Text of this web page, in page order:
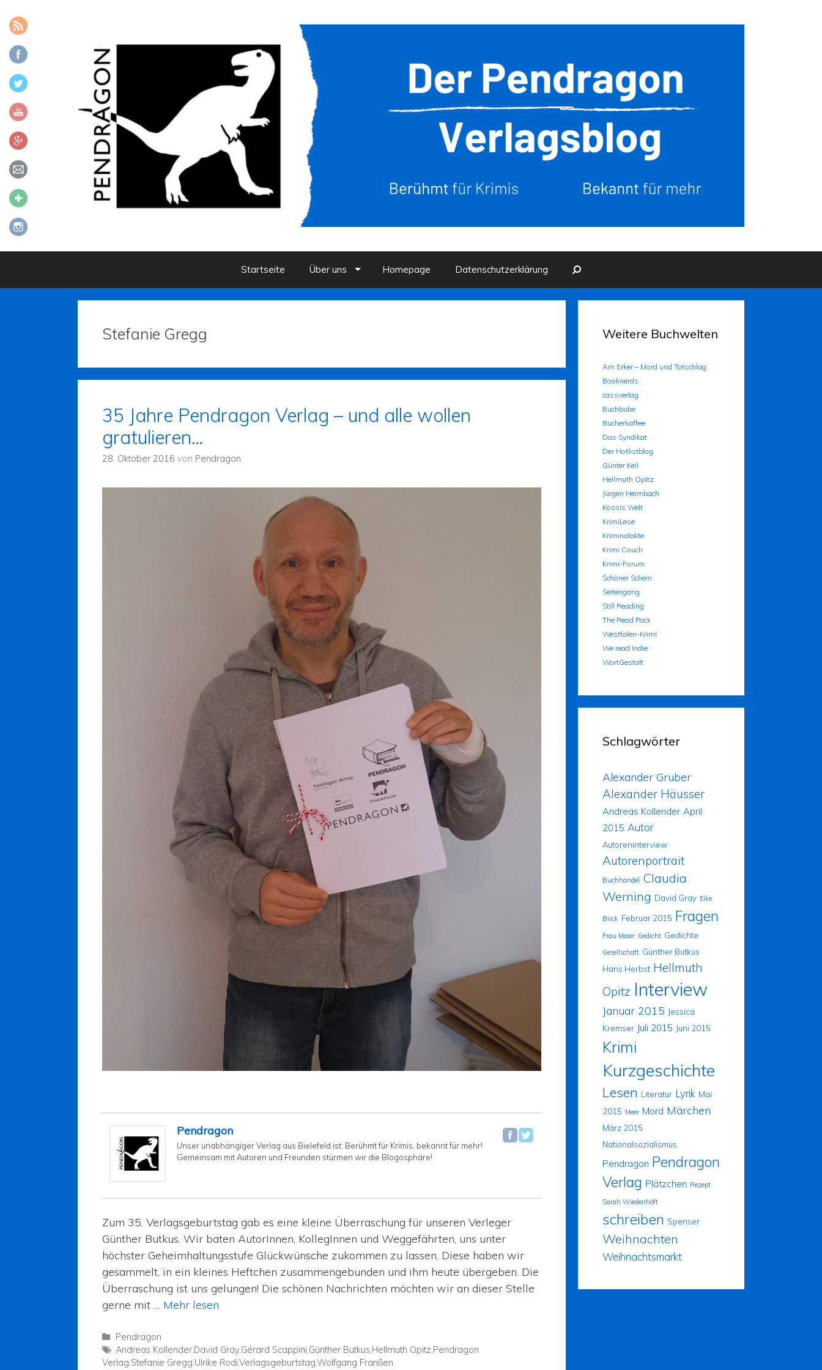
Startseite
Über uns Homepage Datenschutzerklärung
Stefanie Gregg
35 Jahre Pendragon Verlag – und alle wollen
gratulieren…
28. Oktober 2016 von Pendragon
Pendragon
Unser unabhängiger Verlag aus Bielefeld ist: Berühmt für Krimis, bekannt für mehr!
Gemeinsam mit Autoren und Freunden stürmen wir die Blogosphäre!
Zum 35. Verlagsgeburtstag gab es eine kleine Überraschung für unseren Verleger
Günther Butkus. Wir baten AutorInnen, KollegInnen und Weggefährten, uns unter
höchster Geheimhaltungsstufe Glückwünsche zukommen zu lassen. Diese haben wir
gesammelt, in ein kleines Heftchen zusammengebunden und ihm heute übergeben. Die
Überraschung ist uns gelungen! Die schönen Nachrichten möchten wir an dieser Stelle
gerne mit … Mehr lesen
Pendragon
Andreas Kollender,David Gray,Gérard Scappini,Günther Butkus,Hellmuth Opitz,Pendragon
Verlag,Stefanie Gregg,Ulrike Rodi,Verlagsgeburtstag,Wolfgang Franßen
Weitere Buchwelten
Am Erker – Mord und Totschlag
Booknerds
cassverlag
Buchbube
Bücherkaffee
Das Syndikat
Der Hotlistblog
Günter Keil
Hellmuth Opitz
Jürgen Heimbach
Kossis Welt
KrimiLese
Kriminalakte
Krimi Couch
Krimi-Forum
Schöner Schein
Seitengang
Still Reading
The Read Pack
Westfalen-Krimi
We read Indie
WortGestalt
Schlagwörter
Alexander Gruber
Alexander Häusser
Andreas Kollender April
2015 Autor
Autoreninterview
Autorenportrait
Buchhandel Claudia
Werning David Gray Eike
Birck Februar 2015 Fragen
Frau Maier Gedicht Gedichte
Gesellschaft Günther Butkus
Hans Herbst Hellmuth
Opitz Interview
Januar 2015 Jessica
Kremser Juli 2015 Juni 2015
Krimi
Kurzgeschichte
Lesen Literatur Lyrik Mai
2015 Meer Mord Märchen
März 2015
Nationalsozialismus
Pendragon Pendragon
Verlag Plätzchen Rezept
Sarah Wiedenhöft
schreiben Spenser
Weihnachten
Weihnachtsmarkt